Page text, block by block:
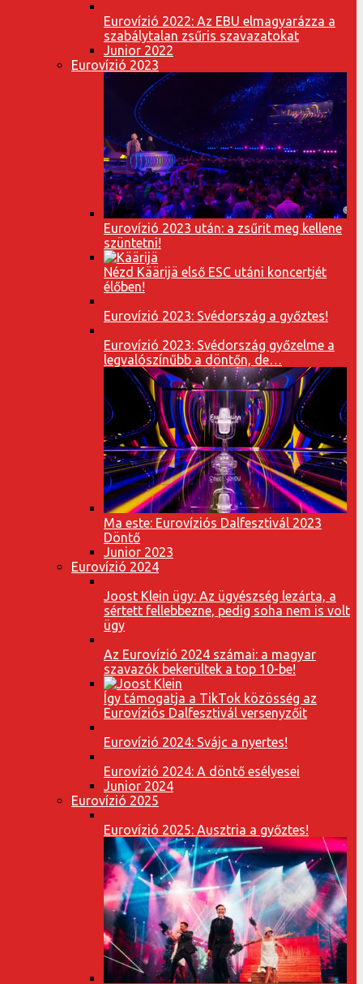
Eurovízió 2022: Az EBU elmagyarázza a
szabálytalan zsűris szavazatokat
Junior 2022
Eurovízió 2023
Eurovízió 2023 után: a zsűrit meg kellene
szüntetni!
Nézd Käärijä első ESC utáni koncertjét
élőben!
Eurovízió 2023: Svédország a győztes!
Eurovízió 2023: Svédország győzelme a
legvalószínűbb a döntőn, de…
Ma este: Eurovíziós Dalfesztivál 2023
Döntő
Junior 2023
Eurovízió 2024
Joost Klein ügy: Az ügyészség lezárta, a
sértett fellebbezne, pedig soha nem is volt
ügy
Az Eurovízió 2024 számai: a magyar
szavazók bekerültek a top 10-be!
Így támogatja a TikTok közösség az
Eurovíziós Dalfesztivál versenyzőit
Eurovízió 2024: Svájc a nyertes!
Eurovízió 2024: A döntő esélyesei
Junior 2024
Eurovízió 2025
Eurovízió 2025: Ausztria a győztes!